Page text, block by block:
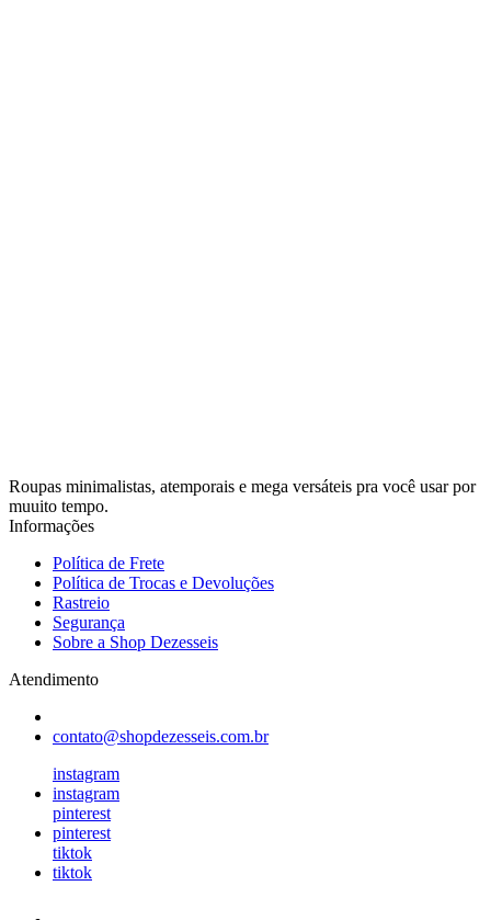
Roupas minimalistas, atemporais e mega versáteis pra você usar por
muuito tempo.
Informações
Política de Frete
Política de Trocas e Devoluções
Rastreio
Segurança
Sobre a Shop Dezesseis
Atendimento
contato@shopdezesseis.com.br
instagram
instagram
pinterest
pinterest
tiktok
tiktok